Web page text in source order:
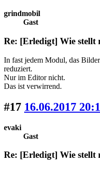
grindmobil
Gast
Re: [Erledigt] Wie
In fast jedem Modul, das
reduziert.
Nur im Editor nicht.
Das ist verwirrend.
#17 16.06.2017
evaki
Gast
Re: [Erledigt] Wie